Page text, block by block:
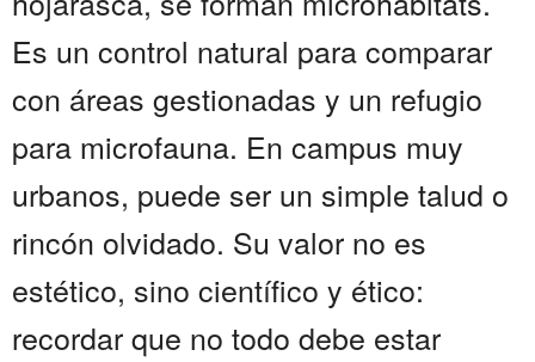
Es un control natural para comparar
con áreas gestionadas y un refugio
para microfauna. En campus muy
urbanos, puede ser un simple talud o
rincón olvidado. Su valor no es
estético, sino científico y ético:
recordar que no todo debe estar